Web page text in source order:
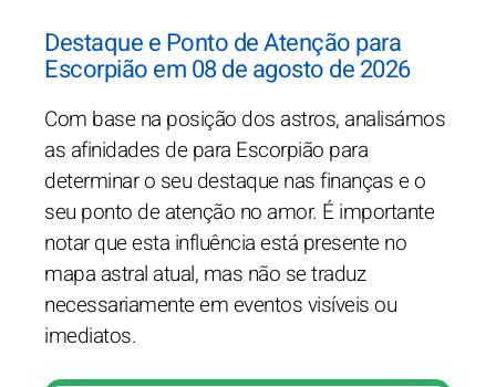
Destaque e Ponto de Atenção para
Escorpião em 08 de agosto de 2026
Com base na posição dos astros, analisámos
as afinidades de para Escorpião para
determinar o seu destaque nas finanças e o
seu ponto de atenção no amor. É importante
notar que esta influência está presente no
mapa astral atual, mas não se traduz
necessariamente em eventos visíveis ou
imediatos.